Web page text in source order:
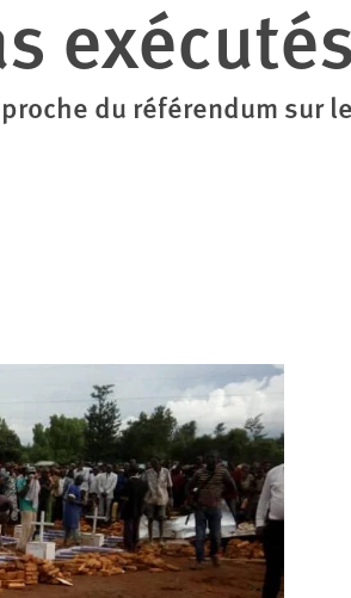
exécutés
du référendum sur